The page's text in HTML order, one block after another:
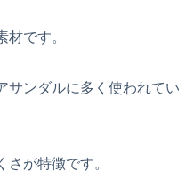
です。
サンダルに多く使われてい
が特徴です。